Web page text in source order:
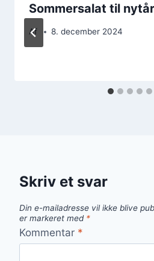
Sommersalat til
Af 8. december 2024
Skriv et svar
Din e-mailadresse vil ikke blive
er markeret med *
Kommentar *